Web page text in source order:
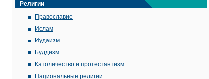
Религии
Православие
Ислам
Иудаизм
Буддизм
Католичество и протестантизм
Национальные религии